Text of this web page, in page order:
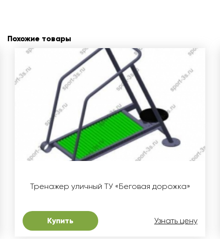
Похожие товары
Тренажер уличный ТУ «Беговая дорожка»
Купить Узнать цену